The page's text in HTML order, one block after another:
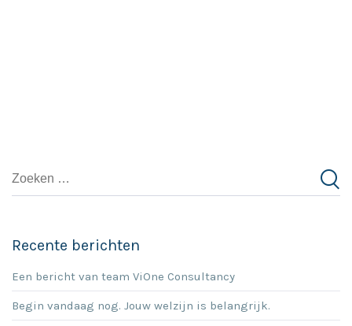
Recente berichten
Een bericht van team ViOne Consultancy
Begin vandaag nog. Jouw welzijn is belangrijk.